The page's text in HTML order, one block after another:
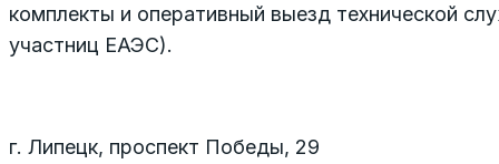
комплекты и оперативный выезд технической
участниц ЕАЭС).
г. Липецк, проспект Победы, 29